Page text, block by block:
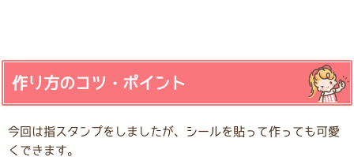
作り方のコツ・ポイント
今回は指スタンプをしましたが、シールを貼って作っても可愛
くできます。